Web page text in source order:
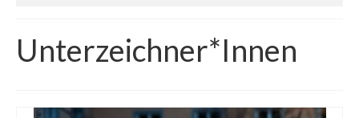
Frag Historiker*innen
Unterzeichner*Innen